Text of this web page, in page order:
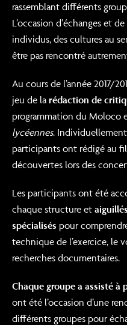
rassemblant différents
L’occasion d’échanges et
individus, des cultures au
être pas rencontré
Au cours de l’année 2017/
jeu de la rédaction de
programmation du Moloco
lycéennes.
participants ont rédigé au
découvertes lors des
Les participants ont été
chaque structure et
spécialisés pour
technique de l’exercice, le
recherches documentaires.
Chaque groupe a assisté à
ont été l’occasion d’une
différents groupes pour